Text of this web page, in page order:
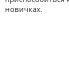
новичках.